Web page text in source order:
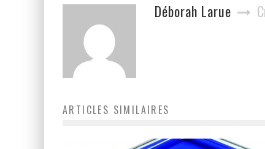
Déborah Larue
ARTICLES SIMILAIRES